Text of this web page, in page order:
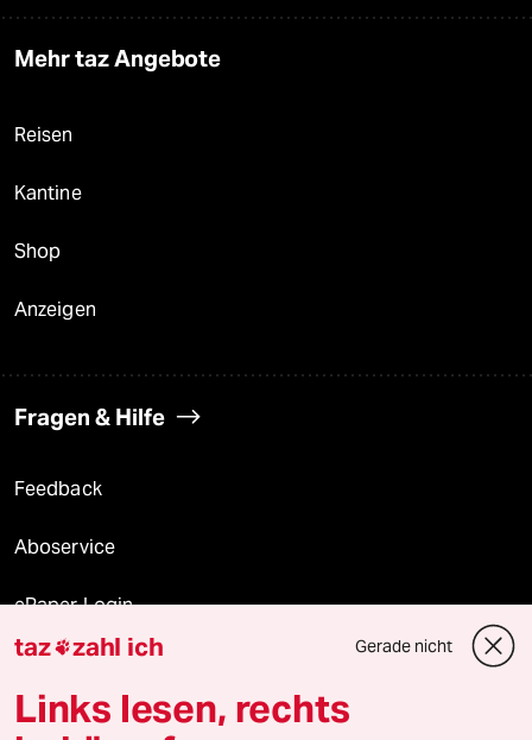
Mehr taz Angebote
Reisen
Kantine
Shop
Anzeigen
Fragen & Hilfe
Feedback
Aboservice
ePaper Login
Downloads für Abonnierende
taz zahl ich Gerade nicht
Links lesen, rechts